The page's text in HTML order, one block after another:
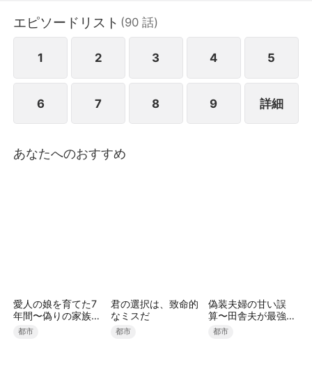
想いを確かめ合った二人は、ついに運命の糸で結ばれ
る——。
エピソードリスト (90 話)
1 2 3 4 5
6 7 8 9 詳細
あなたへのおすすめ
愛人の娘を育てた7
年間〜偽りの家族を
捨てる財閥令嬢〜
（吹き替え）
都市
君の選択は、致命的
なミスだ
都市
偽装夫婦の甘い誤
算〜田舎夫が最強す
ぎた〜（吹き替え）
都市